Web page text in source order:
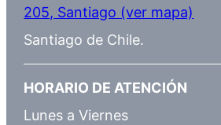
205, Santiago (ver mapa)
Santiago de Chile.
HORARIO DE ATENCIÓN
Lunes a Viernes